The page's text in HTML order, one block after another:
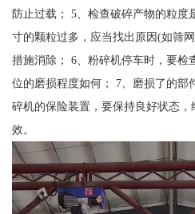
防止过载； 5、检查破碎产物的粒度
寸的颗粒过多，应当找出原因(如筛
措施消除； 6、粉碎机停车时，要检
位的磨损程度如何； 7、磨损了的部
碎机的保险装置，要保持良好状态
效。